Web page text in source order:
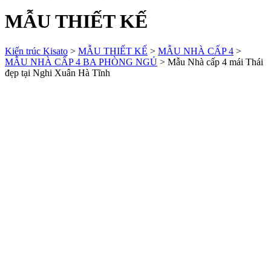
MẪU THIẾT KẾ
Kiến trúc Kisato > MẪU THIẾT KẾ > MẪU NHÀ CẤP 4 >
MẪU NHÀ CẤP 4 BA PHÒNG NGỦ > Mẫu Nhà cấp 4 mái Thái
đẹp tại Nghi Xuân Hà Tĩnh